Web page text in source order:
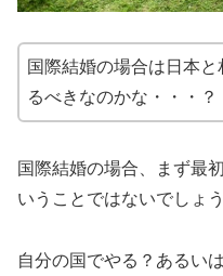
国際結婚の場合は日本
るべきなのかな・・・？
国際結婚の場合、まず最
いうことではないでしょ
自分の国でやる？あるい